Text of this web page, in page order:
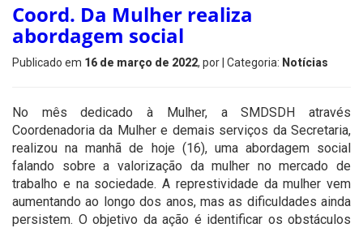
Coord. Da Mulher realiza
abordagem social
Publicado em 16 de março de 2022, por | Categoria: Notícias
No mês dedicado à Mulher, a SMDSDH através
Coordenadoria da Mulher e demais serviços da Secretaria,
realizou na manhã de hoje (16), uma abordagem social
falando sobre a valorização da mulher no mercado de
trabalho e na sociedade. A represtividade da mulher vem
aumentando ao longo dos anos, mas as dificuldades ainda
persistem. O objetivo da ação é identificar os obstáculos